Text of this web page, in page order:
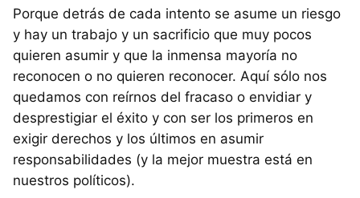
Porque detrás de cada intento se asume un riesgo
y hay un trabajo y un sacrificio que muy pocos
quieren asumir y que la inmensa mayoría no
reconocen o no quieren reconocer. Aquí sólo nos
quedamos con reírnos del fracaso o envidiar y
desprestigiar el éxito y con ser los primeros en
exigir derechos y los últimos en asumir
responsabilidades (y la mejor muestra está en
nuestros políticos).